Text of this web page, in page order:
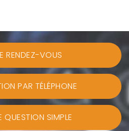
RENDEZ-VOUS
PAR TÉLÉPHONE
QUESTION SIMPLE